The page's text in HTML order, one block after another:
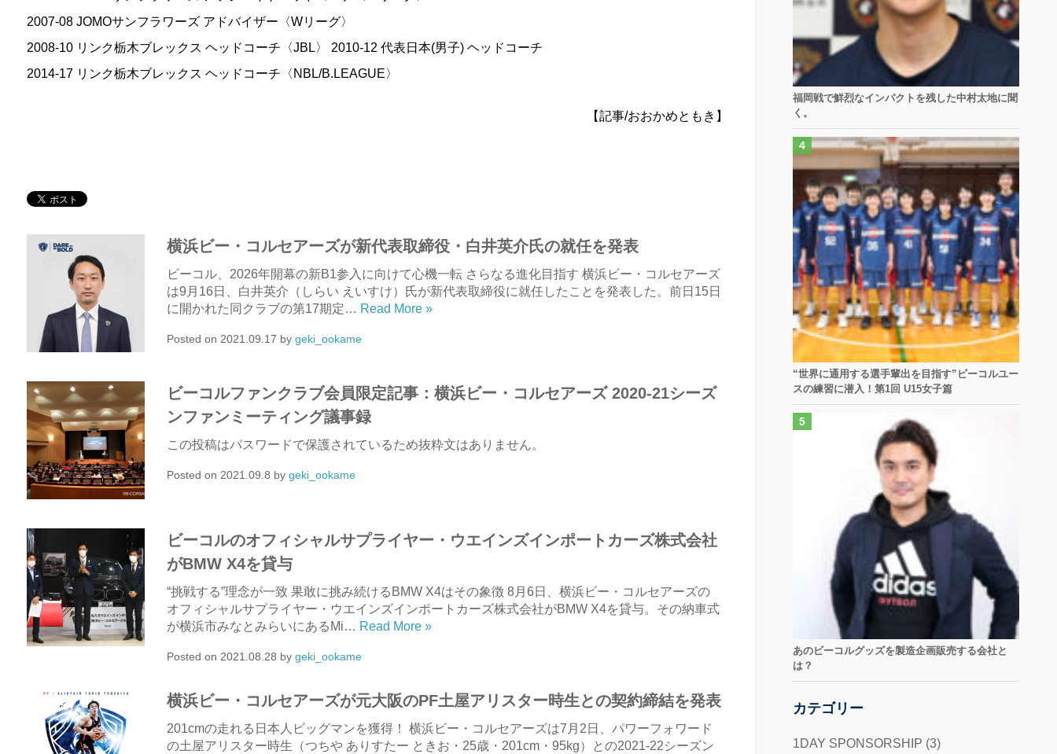
2007-08 JOMOサンフラワーズ アドバイザー〈Wリーグ〉
2008-10 リンク栃木ブレックス ヘッドコーチ〈JBL〉 2010-12 代表日本(男子) ヘッドコーチ
2014-17 リンク栃木ブレックス ヘッドコーチ〈NBL/B.LEAGUE〉
【記事/おおかめともき】
横浜ビー・コルセアーズが新代表取締役・白井英介氏の就任を発表
ビーコル、2026年開幕の新B1参入に向けて心機一転 さらなる進化目指す 横浜ビー・コルセアーズ
は9月16日、白井英介（しらい えいすけ）氏が新代表取締役に就任したことを発表した。前日15日
に開かれた同クラブの第17期定… Read More »
Posted on 2021.09.17 by geki_ookame
ビーコルファンクラブ会員限定記事：横浜ビー・コルセアーズ 2020-21シーズ
ンファンミーティング議事録
この投稿はパスワードで保護されているため抜粋文はありません。
Posted on 2021.09.8 by geki_ookame
ビーコルのオフィシャルサプライヤー・ウエインズインポートカーズ株式会社
がBMW X4を貸与
“挑戦する”理念が一致 果敢に挑み続けるBMW X4はその象徴 8月6日、横浜ビー・コルセアーズの
オフィシャルサプライヤー・ウエインズインポートカーズ株式会社がBMW X4を貸与。その納車式
が横浜市みなとみらいにあるMi… Read More »
Posted on 2021.08.28 by geki_ookame
横浜ビー・コルセアーズが元大阪のPF土屋アリスター時生との契約締結を発表
201cmの走れる日本人ビッグマンを獲得！ 横浜ビー・コルセアーズは7月2日、パワーフォワード
の土屋アリスター時生（つちや ありすたー ときお・25歳・201cm・95kg）との2021-22シーズン
福岡戦で鮮烈なインパクトを残した中村太地に聞
く。
“世界に通用する選手輩出を目指す”ビーコルユー
スの練習に潜入！第1回 U15女子篇
あのビーコルグッズを製造企画販売する会社と
は？
カテゴリー
1DAY SPONSORSHIP (3)